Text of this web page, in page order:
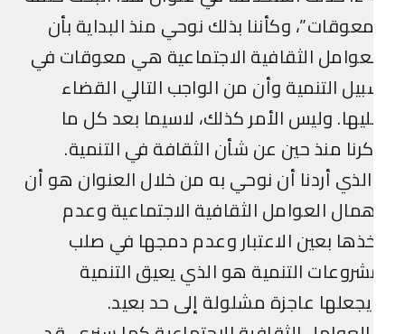
وكأننا بذلك نوحي منذ البداية بأن
الثقافية الاجتماعية هي معوقات في
التنمية وأن من الواجب التالي القضاء
وليس الأمر كذلك، لاسيما بعد كل ما
منذ حين عن شأن الثقافة في التنمية.
أردنا أن نوحي به من خلال العنوان هو أن
العوامل الثقافية الاجتماعية وعدم
بعين الاعتبار وعدم دمجها في صلب
التنمية هو الذي يعيق التنمية
عاجزة مشلولة إلى حد بعيد.